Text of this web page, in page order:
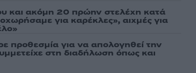
και ακόμη 20 πρώην στελέχη κατά
για καρέκλες», αιχμές για
προθεσμία για να απολογηθεί την
στη διαδήλωση όπως και